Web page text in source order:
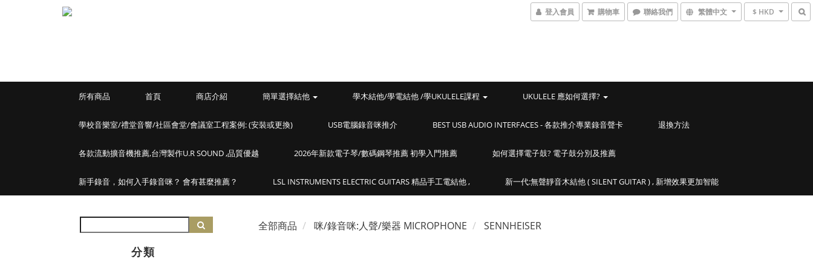
登入會員 購物車 聯絡我們 繁體中文 $ HKD
所有商品 首頁 商店介紹 簡單選擇結他 學木結他/學電結他 /學UKULELE課程 UKULELE 應如何選擇?
學校音樂室/禮堂音響/社區會堂/會議室工程案例: (安裝或更換) USB電腦錄音咪推介 BEST USB AUDIO INTERFACES - 各款推介專業錄音聲卡 退換方法
各款流動擴音機推薦,台灣製作U.R SOUND ,品質優越 2026年新款電子琴/數碼鋼琴推薦 初學入門推薦 如何選擇電子鼓? 電子鼓分別及推薦
新手錄音，如何入手錄音咪？ 會有甚麼推薦？ LSL INSTRUMENTS ELECTRIC GUITARS 精品手工電結他 , 新一代:無聲靜音木結他 ( SILENT GUITAR ) , 新增效果更加智能
分類
全部商品 咪/錄音咪:人聲/樂器 MICROPHONE SENNHEISER